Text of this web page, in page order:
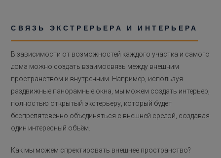
СВЯЗЬ ЭКСТРЕРЬЕРА И ИНТЕРЬЕРА
В зависимости от возможностей каждого участка и самого
дома можно создать взаимосвязь между внешним
пространством и внутренним. Например, используя
раздвижные панорамные окна, мы можем создать интерьер,
полностью открытый экстерьеру, который будет
беспрепятсвенно объединяться с внешней средой, создавая
один интересный объём.
Как мы можем спректировать внешнее пространство?